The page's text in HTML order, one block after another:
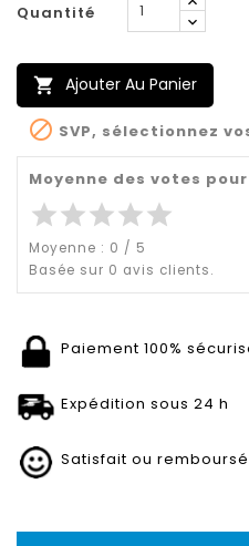
Quantité
 Ajouter Au Panier
 SVP, sélectionnez
Moyenne des votes
starstarstarstarstar
Moyenne : 0 / 5
Basée sur 0 avis clients.
Paiement 100%
Expédition sous 24 h
Satisfait ou remboursé